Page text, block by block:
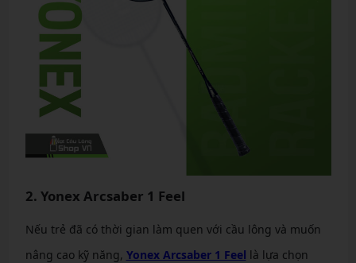
2. Yonex Arcsaber 1 Feel
Nếu trẻ đã có thời gian làm quen với cầu lông và muốn
nâng cao kỹ năng, Yonex Arcsaber 1 Feel là lựa chọn